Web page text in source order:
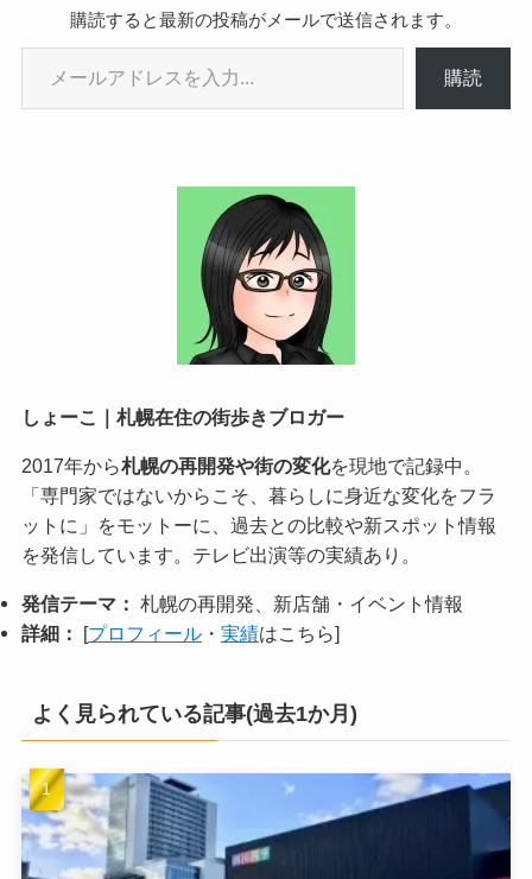
購読すると最新の投稿がメールで送信されます。
メールアドレスを入力...
購読
しょーこ｜札幌在住の街歩きブロガー
2017年から札幌の再開発や街の変化を現地で記録中。
「専門家ではないからこそ、暮らしに身近な変化をフラ
ットに」をモットーに、過去との比較や新スポット情報
を発信しています。テレビ出演等の実績あり。
発信テーマ： 札幌の再開発、新店舗・イベント情報
詳細：
[プロフィール・ 実績はこちら]
よく見られている記事(過去1か月)